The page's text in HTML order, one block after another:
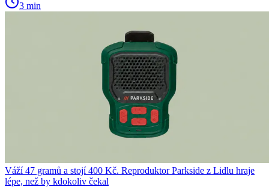
3 min
Váží 47 gramů a stojí 400 Kč. Reproduktor Parkside z Lidlu hraje
lépe, než by kdokoliv čekal